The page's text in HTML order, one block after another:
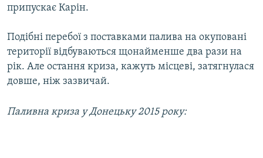
припускає Карін.
Подібні перебої з поставками палива на окуповані
території відбуваються щонайменше два рази на
рік. Але остання криза, кажуть місцеві, затягнулася
довше, ніж зазвичай.
Паливна криза у Донецьку 2015 року: